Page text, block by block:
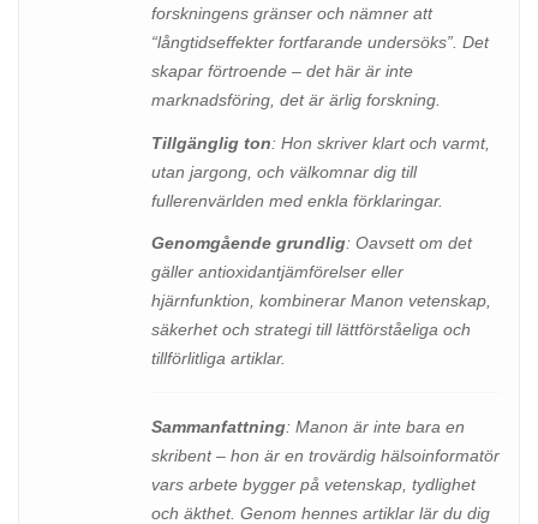
forskningens gränser och nämner att
“långtidseffekter fortfarande undersöks”. Det
skapar förtroende – det här är inte
marknadsföring, det är ärlig forskning.
Tillgänglig ton: Hon skriver klart och varmt,
utan jargong, och välkomnar dig till
fullerenvärlden med enkla förklaringar.
Genomgående grundlig: Oavsett om det
gäller antioxidantjämförelser eller
hjärnfunktion, kombinerar Manon vetenskap,
säkerhet och strategi till lättförståeliga och
tillförlitliga artiklar.
Sammanfattning: Manon är inte bara en
skribent – hon är en trovärdig hälsoinformatör
vars arbete bygger på vetenskap, tydlighet
och äkthet. Genom hennes artiklar lär du dig